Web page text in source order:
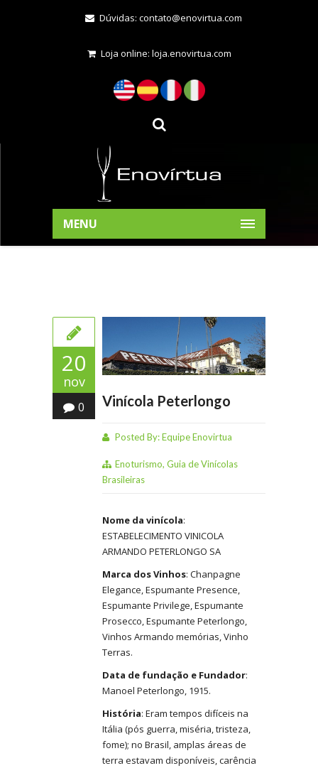
Dúvidas: contato@enovirtua.com
Loja online: loja.enovirtua.com
MENU
20
nov
0 Vinícola Peterlongo
Posted By:Equipe Enovirtua
Enoturismo, Guia de Vinícolas
Brasileiras
Nome da vinícola:
ESTABELECIMENTO VINICOLA
ARMANDO PETERLONGO SA
Marca dos Vinhos: Chanpagne
Elegance, Espumante Presence,
Espumante Privilege, Espumante
Prosecco, Espumante Peterlongo,
Vinhos Armando memórias, Vinho
Terras.
Data de fundação e Fundador:
Manoel Peterlongo, 1915.
História: Eram tempos difíceis na
Itália (pós guerra, miséria, tristeza,
fome); no Brasil, amplas áreas de
terra estavam disponíveis, carência